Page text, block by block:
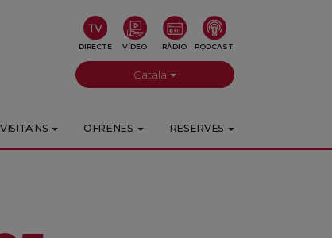
DIRECTE VÍDEO RÀDIO PODCAST
Català
VISITA'NS OFRENES RESERVES